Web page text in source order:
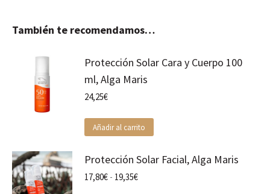
También te recomendamos…
Protección Solar Cara y Cuerpo 100
ml, Alga Maris
24,25€
Añadir al carrito
Protección Solar Facial, Alga Maris
17,80€ - 19,35€Rango